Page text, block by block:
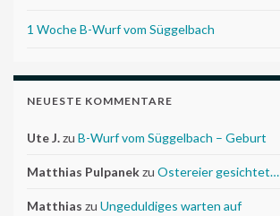
1 Woche B-Wurf vom Süggelbach
NEUESTE KOMMENTARE
Ute J.zu B-Wurf vom Süggelbach – Geburt
Matthias Pulpanekzu Ostereier gesichtet…
Matthias zu Ungeduldiges warten auf